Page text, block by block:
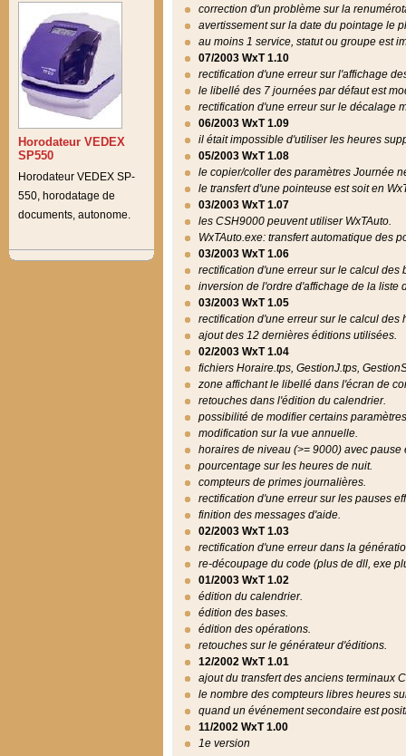
Horodateur VEDEX
SP550
Horodateur VEDEX SP-
550, horodatage de
documents, autonome.
correction d'un problème sur la
avertissement sur la date du pointage le
au moins 1 service, statut ou groupe est
07/2003 WxT 1.10
rectification d'une erreur sur l'affichage
le libellé des 7 journées par défaut est
rectification d'une erreur sur le décalage
06/2003 WxT 1.09
il était impossible d'utiliser les heures
05/2003 WxT 1.08
le copier/coller des paramètres Journée
le transfert d'une pointeuse est soit en
03/2003 WxT 1.07
les CSH9000 peuvent utiliser WxTAuto.
WxTAuto.exe: transfert automatique des
03/2003 WxT 1.06
rectification d'une erreur sur le calcul
inversion de l'ordre d'affichage de la liste
03/2003 WxT 1.05
rectification d'une erreur sur le calcul des
ajout des 12 dernières éditions utilisées.
02/2003 WxT 1.04
fichiers Horaire.tps, GestionJ.tps,
zone affichant le libellé dans l'écran de
retouches dans l'édition du calendrier.
possibilité de modifier certains
modification sur la vue annuelle.
horaires de niveau (>= 9000) avec pause
pourcentage sur les heures de nuit.
compteurs de primes journalières.
rectification d'une erreur sur les pauses
finition des messages d'aide.
02/2003 WxT 1.03
rectification d'une erreur dans la
re-découpage du code (plus de dll, exe
01/2003 WxT 1.02
édition du calendrier.
édition des bases.
édition des opérations.
retouches sur le générateur d'éditions.
12/2002 WxT 1.01
ajout du transfert des anciens terminaux
le nombre des compteurs libres heures
quand un événement secondaire est
11/2002 WxT 1.00
1e version